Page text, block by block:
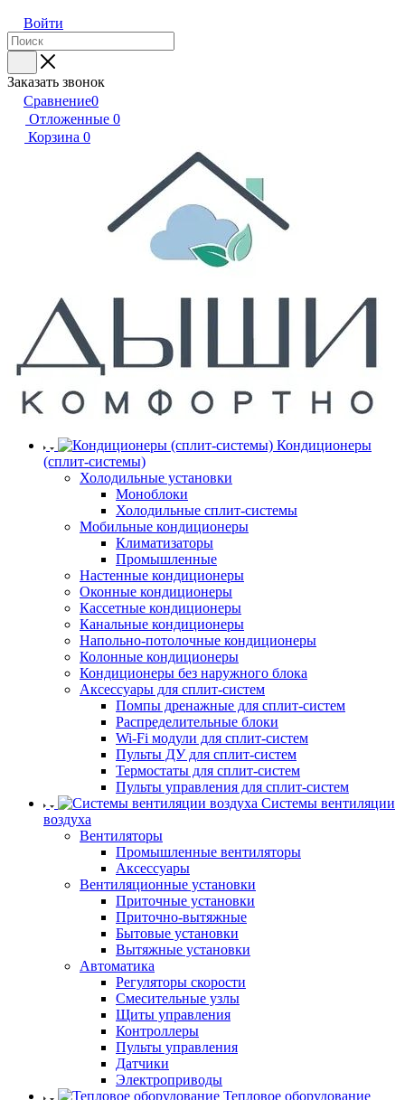
Войти
Заказать звонок
Сравнение0
Отложенные 0
Корзина 0
Кондиционеры
(сплит-системы)
Холодильные установки
Моноблоки
Холодильные сплит-системы
Мобильные кондиционеры
Климатизаторы
Промышленные
Настенные кондиционеры
Оконные кондиционеры
Кассетные кондиционеры
Канальные кондиционеры
Напольно-потолочные кондиционеры
Колонные кондиционеры
Кондиционеры без наружного блока
Аксессуары для сплит-систем
Помпы дренажные для сплит-систем
Распределительные блоки
Wi-Fi модули для сплит-систем
Пульты ДУ для сплит-систем
Термостаты для сплит-систем
Пульты управления для сплит-систем
Системы вентиляции
воздуха
Вентиляторы
Промышленные вентиляторы
Аксессуары
Вентиляционные установки
Приточные установки
Приточно-вытяжные
Бытовые установки
Вытяжные установки
Автоматика
Регуляторы скорости
Смесительные узлы
Щиты управления
Контроллеры
Пульты управления
Датчики
Электроприводы
Тепловое оборудование